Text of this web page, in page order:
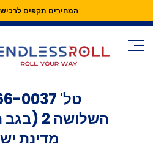
המחירים תקפים
Skip
Content
טל' 0037
השלושה 2 (בגב הבניין), ת"א
מדינת